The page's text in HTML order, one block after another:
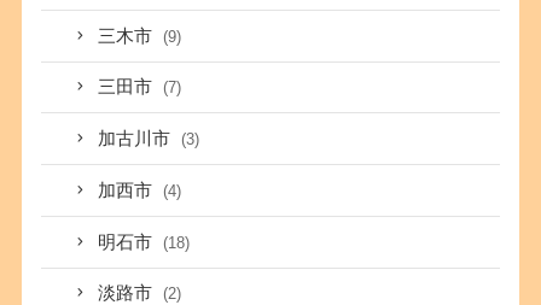
三木市 (9)
三田市 (7)
加古川市 (3)
加西市 (4)
明石市 (18)
淡路市 (2)